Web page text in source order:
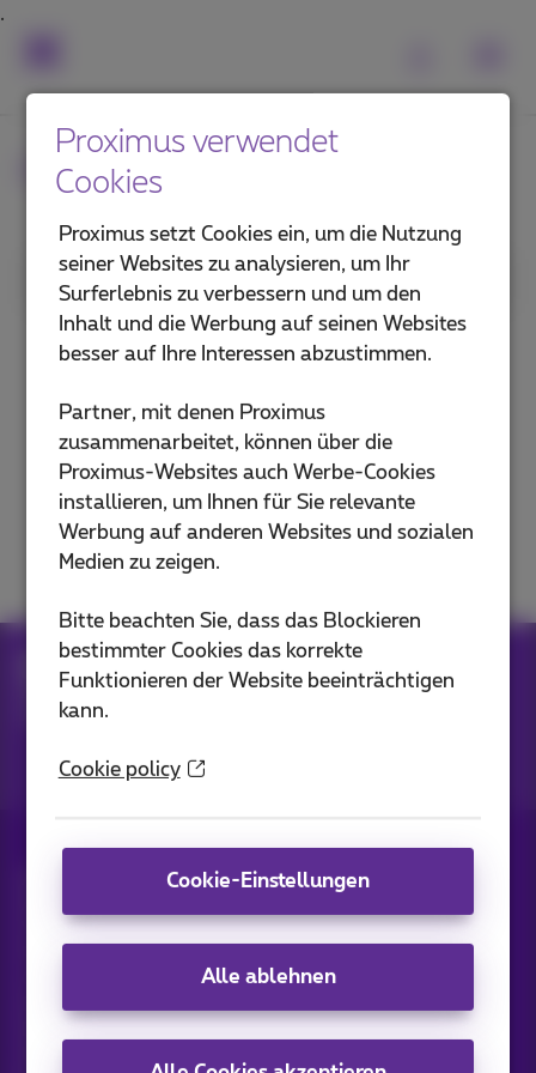
Häufig gestellte Fragen
1. Kategorie
MyProximus Enterprise
MyProximus für Mitarbeiter
Proximus+ App für Mitarbeiter
Administrative & technische Support,
Vertrag
Proximus verwendet
Cookies
Proximus setzt Cookies ein, um die Nutzung
seiner Websites zu analysieren, um Ihr
Surferlebnis zu verbessern und um den
Inhalt und die Werbung auf seinen Websites
besser auf Ihre Interessen abzustimmen.
Partner, mit denen Proximus
zusammenarbeitet, können über die
Proximus-Websites auch Werbe-Cookies
installieren, um Ihnen für Sie relevante
Werbung auf anderen Websites und sozialen
Medien zu zeigen.
Bitte beachten Sie, dass das Blockieren
bestimmter Cookies das korrekte
Funktionieren der Website beeinträchtigen
kann.
Cookie policy
Cookie-Einstellungen
Alle ablehnen
Administrative & technische Support, Vertrag
Administrative Support
Alle Rechte vorbehalten. ©2026Proximus
Verbraucherinformationen
Cookie-Manager
Daten des Unternehmens